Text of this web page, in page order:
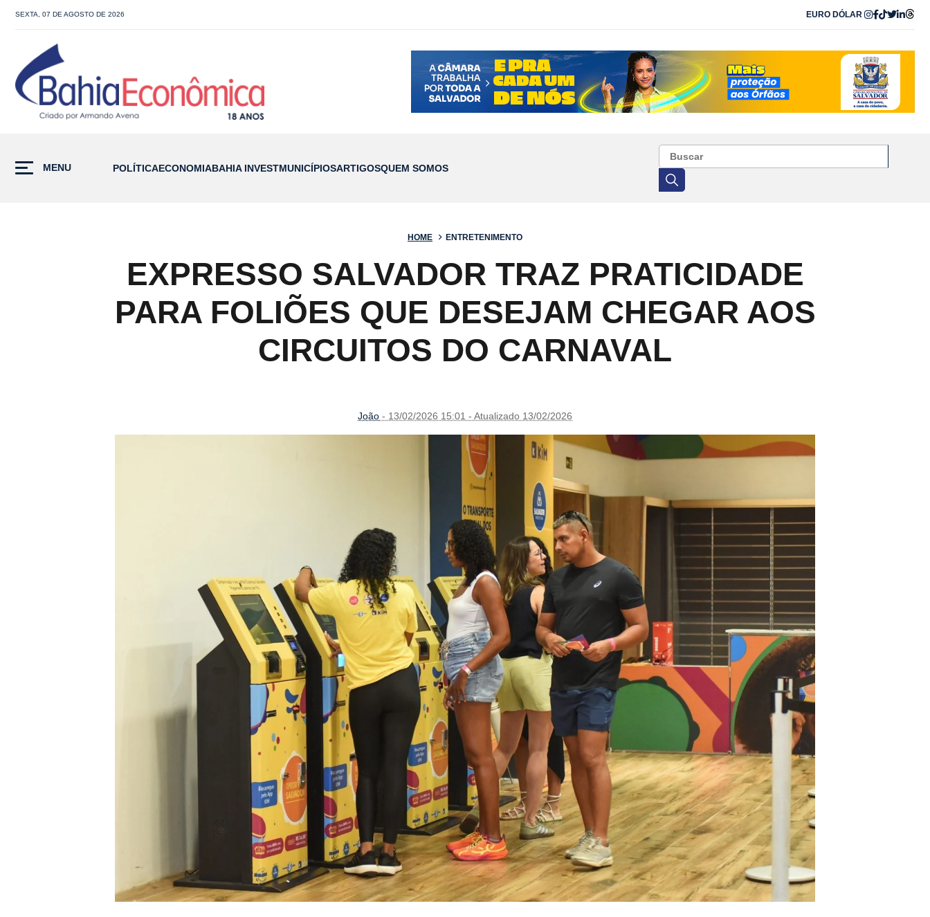
SEXTA, 07 DE AGOSTO DE 2026 EURO DÓLAR
MENU POLÍTICAECONOMIABAHIA INVESTMUNICÍPIOSARTIGOSQUEM SOMOS
HOME ENTRETENIMENTO
EXPRESSO SALVADOR TRAZ PRATICIDADE
PARA FOLIÕES QUE DESEJAM CHEGAR AOS
CIRCUITOS DO CARNAVAL
João - 13/02/2026 15:01 - Atualizado 13/02/2026